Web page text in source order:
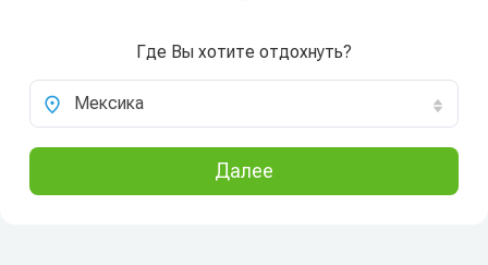
Где Вы хотите отдохнуть?
Мексика
Далее